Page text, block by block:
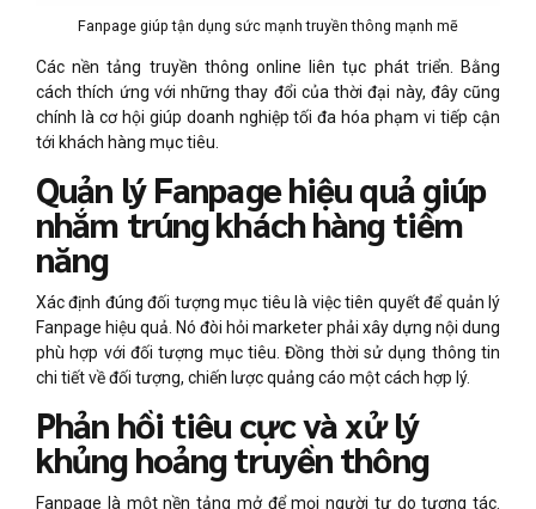
Fanpage giúp tận dụng sức mạnh truyền thông mạnh mẽ
Các nền tảng truyền thông online liên tục phát triển. Bằng
cách thích ứng với những thay đổi của thời đại này, đây cũng
chính là cơ hội giúp doanh nghiệp tối đa hóa phạm vi tiếp cận
tới khách hàng mục tiêu.
Quản lý Fanpage hiệu quả giúp
nhắm trúng khách hàng tiềm
năng
Xác định đúng đối tượng mục tiêu là việc tiên quyết để quản lý
Fanpage hiệu quả. Nó đòi hỏi marketer phải xây dựng nội dung
phù hợp với đối tượng mục tiêu. Đồng thời sử dụng thông tin
chi tiết về đối tượng, chiến lược quảng cáo một cách hợp lý.
Phản hồi tiêu cực và xử lý
khủng hoảng truyền thông
Fanpage là một nền tảng mở để mọi người tự do tương tác.